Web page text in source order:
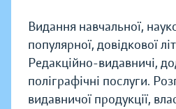
Видання навчальної,
популярної, довідкової
Редакційно-видавничі,
поліграфічні послуги.
видавничої продукції,